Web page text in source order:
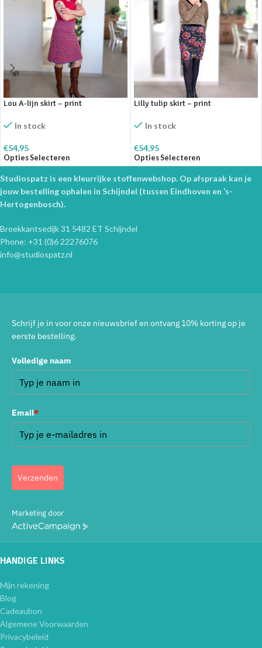
Lou A-lijn skirt – print
In stock
€54,95
Opties Selecteren
Lilly tulip skirt – print
In stock
€54,95
Opties Selecteren
Studiospatz is een kleurrijke stoffenwebshop. Op afspraak kan je
jouw bestelling ophalen in Schijndel (tussen Eindhoven en ‘s-
Hertogenbosch).
Broekkantsedijk 31 5482 ET Schijndel
Phone: +31 (0)6 22276076
info@studiospatz.nl
Schrijf je in voor onze nieuwsbrief en ontvang 10% korting op je
eerste bestelling.
Volledige naam
Email*
Verzenden
Marketing door
ActiveCampaign
HANDIGE LINKS
Mijn rekening
Blog
Cadeaubon
Algemene Voorwaarden
Privacybeleid